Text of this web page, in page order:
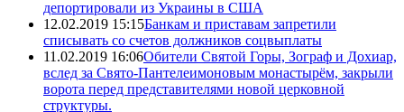
депортировали из Украины в США
12.02.2019 15:15Банкам и приставам запретили
списывать со счетов должников соцвыплаты
11.02.2019 16:06Обители Святой Горы, Зограф и Дохиар,
вслед за Свято-Пантелеимоновым монастырём, закрыли
ворота перед представителями новой церковной
структуры.